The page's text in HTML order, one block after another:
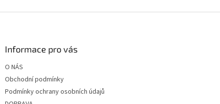
Informace pro vás
O NÁS
Obchodní podmínky
Podmínky ochrany osobních údajů